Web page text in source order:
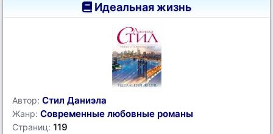
Идеальная жизнь
Автор: Стил Даниэла
Жанр: Современные любовные романы
Страниц: 119